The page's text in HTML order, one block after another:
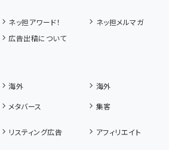
ネッ担アワード！
ネッ担メルマガ
広告出稿について
海外
海外
メタバース
集客
リスティング広告 アフィリエイト